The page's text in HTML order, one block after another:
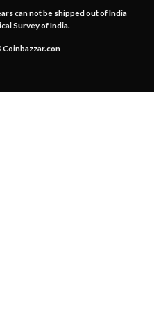
can not be shipped out of India
Survey of India.
Coinbazzar.con